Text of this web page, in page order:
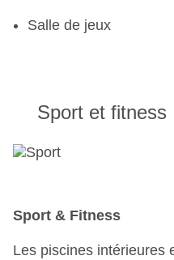
Salle de jeux
Sport et fitness
Sport & Fitness
Les piscines intérieures